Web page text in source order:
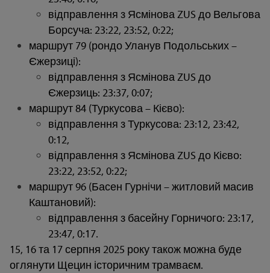
відправлення з Ясмінова ZUS до Вельгова
Борсуча: 23:22, 23:52, 0:22;
маршрут 79 (рондо Уланув Подольських –
Єжерзиці):
відправлення з Ясмінова ZUS до
Єжерзиць: 23:37, 0:07;
маршрут 84 (Туркусова – Кієво):
відправлення з Туркусова: 23:12, 23:42,
0:12,
відправлення з Ясмінова ZUS до Кієво:
23:22, 23:52, 0:22;
маршрут 96 (Басен Гурнічи – житловий масив
Каштановий):
відправлення з басейну Горничого: 23:17,
23:47, 0:17.
15, 16 та 17 серпня 2025 року також можна буде
оглянути Щецин історичним трамваєм.